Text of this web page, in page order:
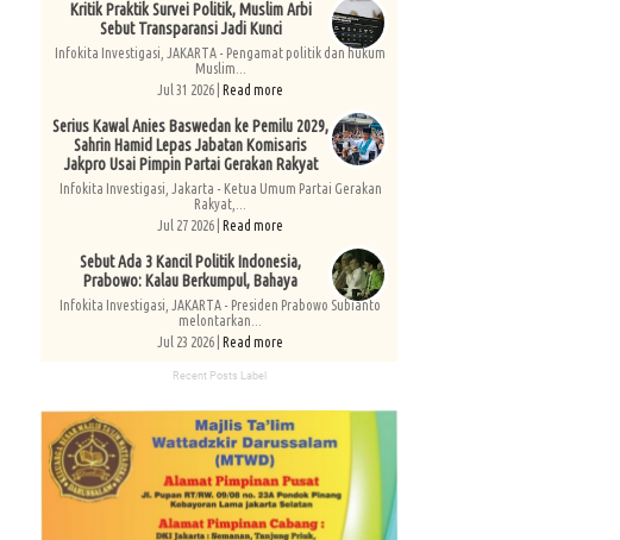
Kritik Praktik Survei Politik, Muslim Arbi
Sebut Transparansi Jadi Kunci
Infokita Investigasi, JAKARTA - Pengamat politik dan hukum
Muslim...
Jul 31 2026 | Read more
Serius Kawal Anies Baswedan ke Pemilu 2029,
Sahrin Hamid Lepas Jabatan Komisaris
Jakpro Usai Pimpin Partai Gerakan Rakyat
Infokita Investigasi, Jakarta - Ketua Umum Partai Gerakan
Rakyat,...
Jul 27 2026 | Read more
Sebut Ada 3 Kancil Politik Indonesia,
Prabowo: Kalau Berkumpul, Bahaya
Infokita Investigasi, JAKARTA - Presiden Prabowo Subianto
melontarkan...
Jul 23 2026 | Read more
Recent Posts Label